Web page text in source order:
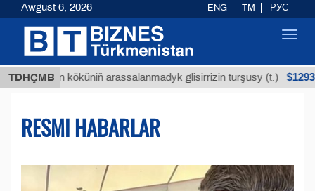
TDHÇMB
köküniň arassalanmadyk glisirrizin turşusy (t.) $12935,18
RESMI HABARLAR
Awgust 6, 2026 ENG TM РУС